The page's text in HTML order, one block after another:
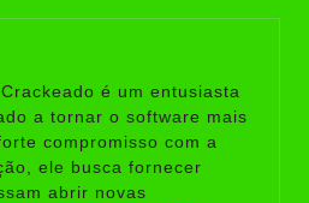
é um entusiasta
a tornar o software mais
compromisso com a
ele busca fornecer
abrir novas